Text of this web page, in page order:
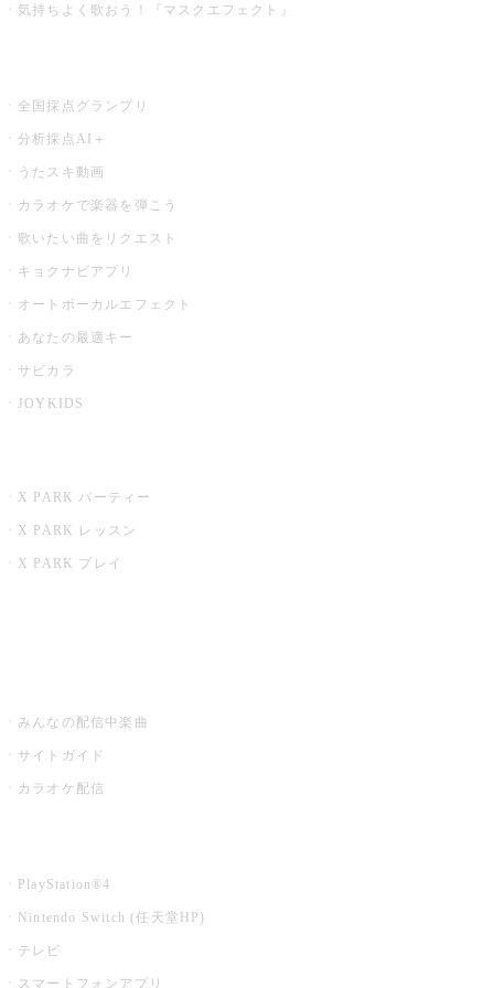
気持ちよく歌おう！『マスクエフェクト』
全国採点グランプリ
分析採点AI＋
うたスキ動画
カラオケで楽器を弾こう
歌いたい曲をリクエスト
キョクナビアプリ
オートボーカルエフェクト
あなたの最適キー
サビカラ
JOYKIDS
X PARK パーティー
X PARK レッスン
X PARK プレイ
みんなの配信中楽曲
サイトガイド
カラオケ配信
PlayStation®4
Nintendo Switch (任天堂HP)
テレビ
スマートフォンアプリ